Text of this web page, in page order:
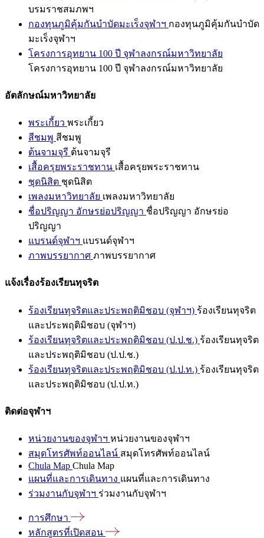
บรมราชสมภพฯ
กองทุนภูมิคุ้มกันบำบัดมะเร็งจุฬาฯ กองทุนภูมิคุ้มกันบำบัด
มะเร็งจุฬาฯ
โครงการอุทยาน 100 ปี จุฬาลงกรณ์มหาวิทยาลัย
โครงการอุทยาน 100 ปี จุฬาลงกรณ์มหาวิทยาลัย
อัตลักษณ์มหาวิทยาลัย
พระเกี้ยว พระเกี้ยว
สีชมพู สีชมพู
ต้นจามจุรี ต้นจามจุรี
เสื้อครุยพระราชทาน เสื้อครุยพระราชทาน
ชุดนิสิต ชุดนิสิต
เพลงมหาวิทยาลัย เพลงมหาวิทยาลัย
ชื่อปริญญา อักษรย่อปริญญา ชื่อปริญญา อักษรย่อ
ปริญญา
แบรนด์จุฬาฯ แบรนด์จุฬาฯ
ภาพบรรยากาศ ภาพบรรยากาศ
แจ้งเรื่องร้องเรียนทุจริต
ร้องเรียนทุจริตและประพฤติมิชอบ (จุฬาฯ) ร้องเรียนทุจริต
และประพฤติมิชอบ (จุฬาฯ)
ร้องเรียนทุจริตและประพฤติมิชอบ (ป.ป.ช.) ร้องเรียนทุจริต
และประพฤติมิชอบ (ป.ป.ช.)
ร้องเรียนทุจริตและประพฤติมิชอบ (ป.ป.ท.) ร้องเรียนทุจริต
และประพฤติมิชอบ (ป.ป.ท.)
ติดต่อจุฬาฯ
หน่วยงานของจุฬาฯ หน่วยงานของจุฬาฯ
สมุดโทรศัพท์ออนไลน์ สมุดโทรศัพท์ออนไลน์
Chula Map Chula Map
แผนที่และการเดินทาง แผนที่และการเดินทาง
ร่วมงานกับจุฬาฯ ร่วมงานกับจุฬาฯ
การศึกษา
หลักสูตรที่เปิดสอน